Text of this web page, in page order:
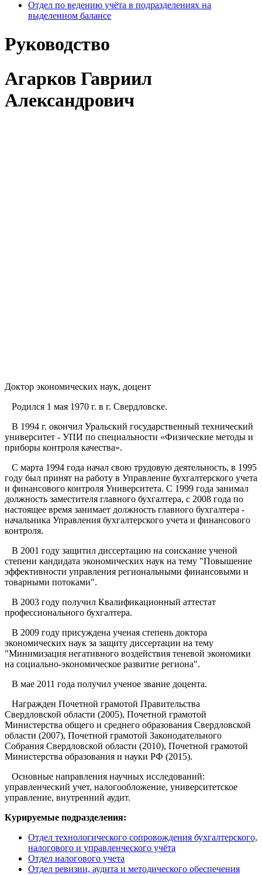
Отдел по ведению учёта в подразделениях на
выделенном балансе
Руководство
Агарков Гавриил
Александрович
Доктор экономических наук, доцент
Родился 1 мая 1970 г. в г. Свердловске.
В 1994 г. окончил Уральский государственный технический
университет - УПИ по специальности «Физические методы и
приборы контроля качества».
С марта 1994 года начал свою трудовую деятельность, в 1995
году был принят на работу в Управление бухгалтерского учета
и финансового контроля Университета. С 1999 года занимал
должность заместителя главного бухгалтера, с 2008 года по
настоящее время занимает должность главного бухгалтера -
начальника Управления бухгалтерского учета и финансового
контроля.
В 2001 году защитил диссертацию на соискание ученой
степени кандидата экономических наук на тему "Повышение
эффективности управления региональными финансовыми и
товарными потоками".
В 2003 году получил Квалификационный аттестат
профессионального бухгалтера.
В 2009 году присуждена ученая степень доктора
экономических наук за защиту диссертации на тему
"Минимизация негативного воздействия теневой экономики
на социально-экономическое развитие региона".
В мае 2011 года получил ученое звание доцента.
Награжден Почетной грамотой Правительства
Свердловской области (2005), Почетной грамотой
Министерства общего и среднего образования Свердловской
области (2007), Почетной грамотой Законодательного
Собрания Свердловской области (2010), Почетной грамотой
Министерства образования и науки РФ (2015).
Основные направления научных исследований:
управленческий учет, налогообложение, университетское
управление, внутренний аудит.
Курируемые подразделения:
Отдел технологического сопровождения бухгалтерского,
налогового и управленческого учёта
Отдел налогового учета
Отдел ревизии, аудита и методического обеспечения